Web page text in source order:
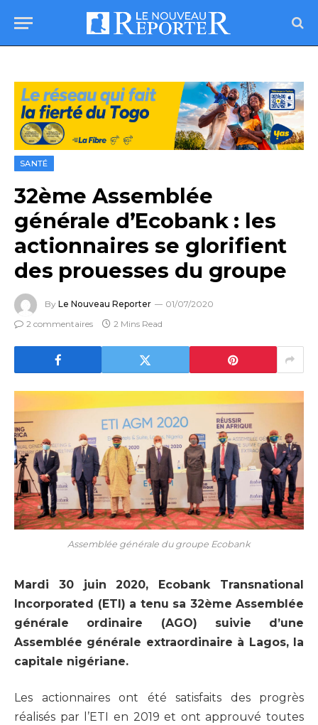
SANTÉ
32ème Assemblée
générale d’Ecobank : les
actionnaires se glorifient
des prouesses du groupe
By Le Nouveau Reporter
01/07/2020
2 commentaires
2 Mins Read
Assemblée générale du groupe Ecobank
Mardi 30 juin 2020, Ecobank Transnational
Incorporated (ETI) a tenu sa 32ème Assemblée
générale ordinaire (AGO) suivie d’une
Assemblée générale extraordinaire à Lagos, la
capitale nigériane.
Les actionnaires ont été satisfaits des progrès
réalisés par l’ETI en 2019 et ont approuvé toutes